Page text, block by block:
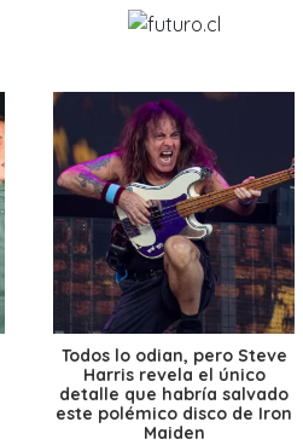
Todos lo odian, pero Steve
Harris revela el único
detalle que habría salvado
este polémico disco de Iron
Maiden